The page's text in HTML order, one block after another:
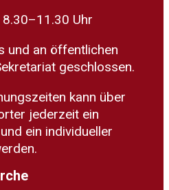
Uhr
und an öffentlichen
geschlossen.
kann über
jederzeit ein
ein individueller